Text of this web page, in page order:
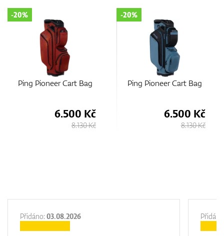
Ping Pioneer Cart Bag
6.500 Kč
8.130 Kč
Ping Traverse Cart Bag
5.700 Kč
7.130 Kč
Přidáno: 03.08.2026